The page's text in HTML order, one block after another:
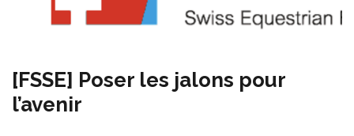
[FSSE] Poser les jalons pour
l’avenir